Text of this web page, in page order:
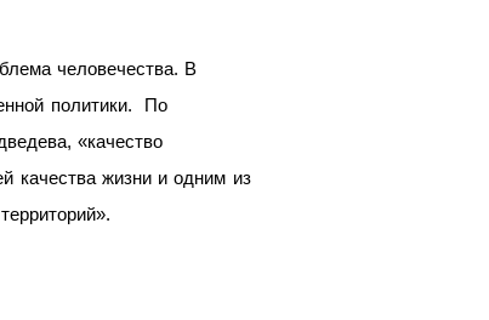
человечества. В
политики. По
«качество
качества жизни и одним из